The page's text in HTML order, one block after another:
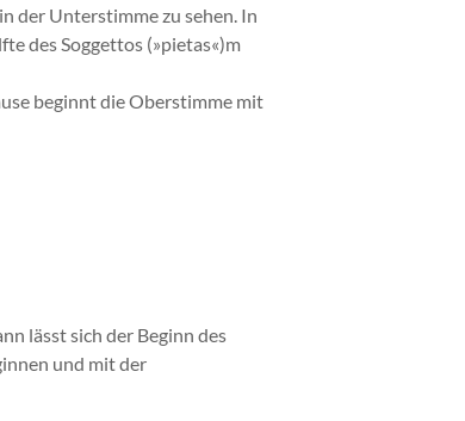
der Unterstimme zu sehen. In
des Soggettos (»pietas«)m
beginnt die Oberstimme mit
lässt sich der Beginn des
und mit der